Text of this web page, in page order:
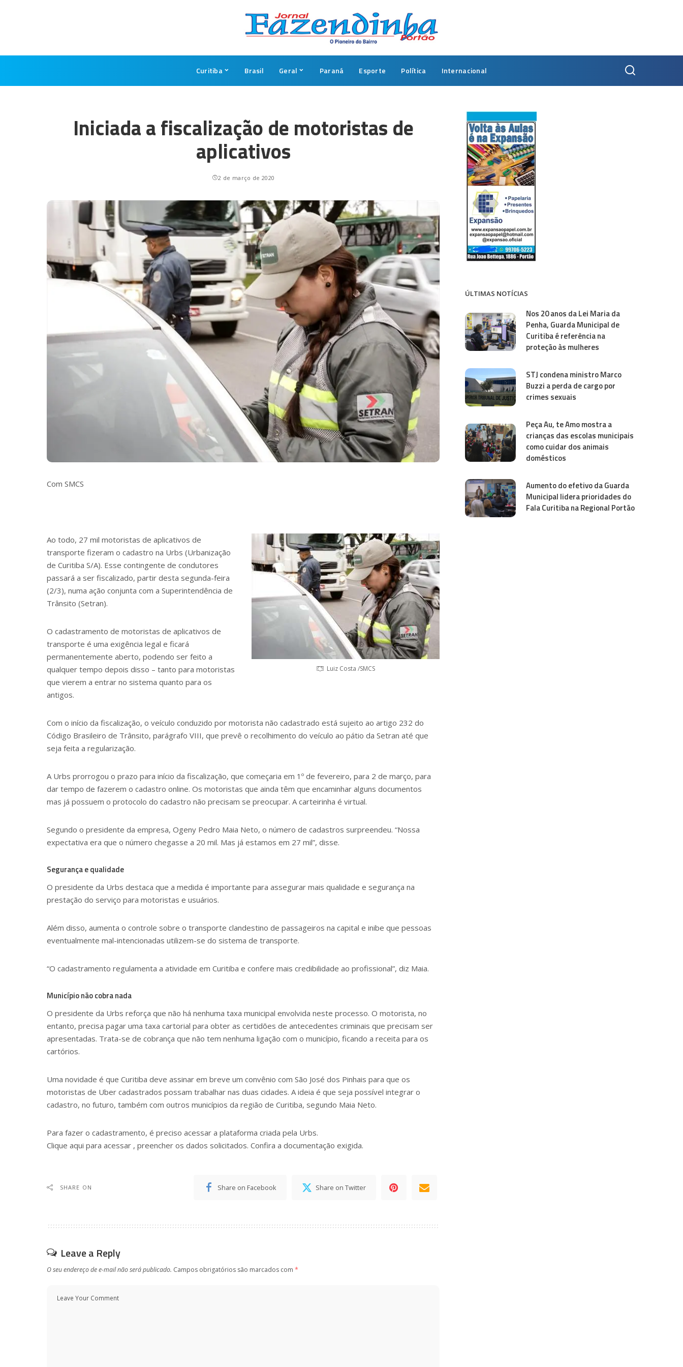
Curitiba Brasil Geral Paraná Esporte Política Internacional
Iniciada a fiscalização de motoristas de
aplicativos
2 de março de 2020
Com SMCS
Luiz Costa /SMCS
Ao todo, 27 mil motoristas de aplicativos de
transporte fizeram o cadastro na Urbs (Urbanização
de Curitiba S/A). Esse contingente de condutores
passará a ser fiscalizado, partir desta segunda-feira
(2/3), numa ação conjunta com a Superintendência de
Trânsito (Setran).
O cadastramento de motoristas de aplicativos de
transporte é uma exigência legal e ficará
permanentemente aberto, podendo ser feito a
qualquer tempo depois disso – tanto para motoristas
que vierem a entrar no sistema quanto para os
antigos.
Com o início da fiscalização, o veículo conduzido por motorista não cadastrado está sujeito ao artigo 232 do
Código Brasileiro de Trânsito, parágrafo VIII, que prevê o recolhimento do veículo ao pátio da Setran até que
seja feita a regularização.
A Urbs prorrogou o prazo para início da fiscalização, que começaria em 1º de fevereiro, para 2 de março, para
dar tempo de fazerem o cadastro online. Os motoristas que ainda têm que encaminhar alguns documentos
mas já possuem o protocolo do cadastro não precisam se preocupar. A carteirinha é virtual.
Segundo o presidente da empresa, Ogeny Pedro Maia Neto, o número de cadastros surpreendeu. “Nossa
expectativa era que o número chegasse a 20 mil. Mas já estamos em 27 mil”, disse.
Segurança e qualidade
O presidente da Urbs destaca que a medida é importante para assegurar mais qualidade e segurança na
prestação do serviço para motoristas e usuários.
Além disso, aumenta o controle sobre o transporte clandestino de passageiros na capital e inibe que pessoas
eventualmente mal-intencionadas utilizem-se do sistema de transporte.
“O cadastramento regulamenta a atividade em Curitiba e confere mais credibilidade ao profissional”, diz Maia.
Município não cobra nada
O presidente da Urbs reforça que não há nenhuma taxa municipal envolvida neste processo. O motorista, no
entanto, precisa pagar uma taxa cartorial para obter as certidões de antecedentes criminais que precisam ser
apresentadas. Trata-se de cobrança que não tem nenhuma ligação com o município, ficando a receita para os
cartórios.
Uma novidade é que Curitiba deve assinar em breve um convênio com São José dos Pinhais para que os
motoristas de Uber cadastrados possam trabalhar nas duas cidades. A ideia é que seja possível integrar o
cadastro, no futuro, também com outros municípios da região de Curitiba, segundo Maia Neto.
Para fazer o cadastramento, é preciso acessar a plataforma criada pela Urbs.
Clique aqui para acessar , preencher os dados solicitados. Confira a documentação exigida.
SHARE ON Share on Facebook Share on Twitter
Leave a Reply
O seu endereço de e-mail não será publicado. Campos obrigatórios são marcados com *
ÚLTIMAS NOTÍCIAS
Nos 20 anos da Lei Maria da
Penha, Guarda Municipal de
Curitiba é referência na
proteção às mulheres
STJ condena ministro Marco
Buzzi a perda de cargo por
crimes sexuais
Peça Au, te Amo mostra a
crianças das escolas municipais
como cuidar dos animais
domésticos
Aumento do efetivo da Guarda
Municipal lidera prioridades do
Fala Curitiba na Regional Portão